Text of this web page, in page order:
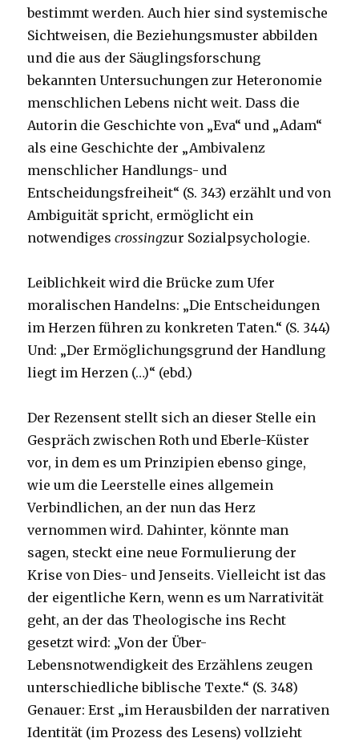
bestimmt werden. Auch hier sind systemische
Sichtweisen, die Beziehungsmuster abbilden
und die aus der Säuglingsforschung
bekannten Untersuchungen zur Heteronomie
menschlichen Lebens nicht weit. Dass die
Autorin die Geschichte von „Eva“ und „Adam“
als eine Geschichte der „Ambivalenz
menschlicher Handlungs- und
Entscheidungsfreiheit“ (S. 343) erzählt und von
Ambiguität spricht, ermöglicht ein
notwendigescrossingzur Sozialpsychologie.
Leiblichkeit wird die Brücke zum Ufer
moralischen Handelns: „Die Entscheidungen
im Herzen führen zu konkreten Taten.“ (S. 344)
Und: „Der Ermöglichungsgrund der Handlung
liegt im Herzen (…)“ (ebd.)
Der Rezensent stellt sich an dieser Stelle ein
Gespräch zwischen Roth und Eberle-Küster
vor, in dem es um Prinzipien ebenso ginge,
wie um die Leerstelle eines allgemein
Verbindlichen, an der nun das Herz
vernommen wird. Dahinter, könnte man
sagen, steckt eine neue Formulierung der
Krise von Dies- und Jenseits. Vielleicht ist das
der eigentliche Kern, wenn es um Narrativität
geht, an der das Theologische ins Recht
gesetzt wird: „Von der Über-
Lebensnotwendigkeit des Erzählens zeugen
unterschiedliche biblische Texte.“ (S. 348)
Genauer: Erst „im Herausbilden der narrativen
Identität (im Prozess des Lesens) vollzieht